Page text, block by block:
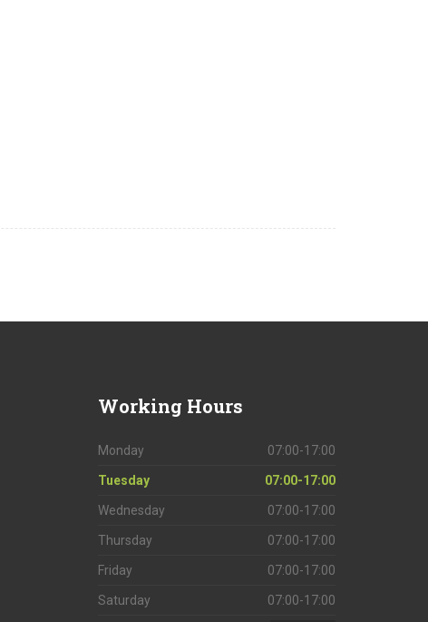
Working Hours
Monday 07:00-17:00
Tuesday 07:00-17:00
Wednesday 07:00-17:00
Thursday 07:00-17:00
Friday 07:00-17:00
Saturday 07:00-17:00